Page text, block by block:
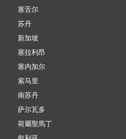
塞舌尔
苏丹
新加坡
塞拉利昂
塞内加尔
索马里
南苏丹
萨尔瓦多
荷屬聖馬丁